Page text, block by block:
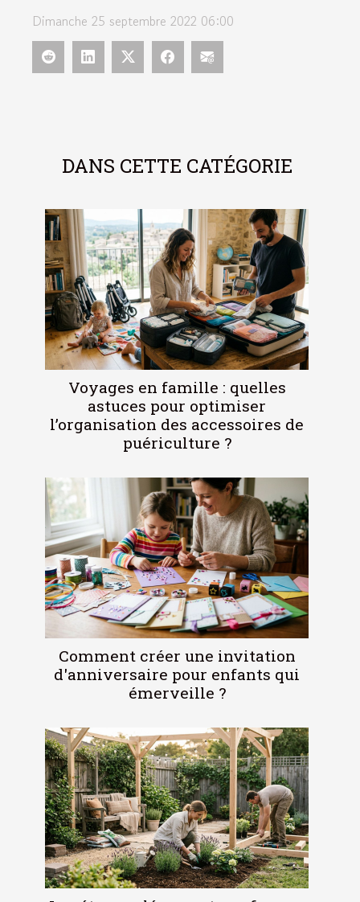
DANS CETTE CATÉGORIE
Voyages en famille : quelles
astuces pour optimiser
l’organisation des accessoires de
puériculture ?
Comment créer une invitation
d'anniversaire pour enfants qui
émerveille ?
Dimanche 25 septembre 2022 06:00